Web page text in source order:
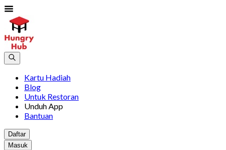
Kartu Hadiah
Blog
Untuk Restoran
Unduh App
Bantuan
Daftar
Masuk